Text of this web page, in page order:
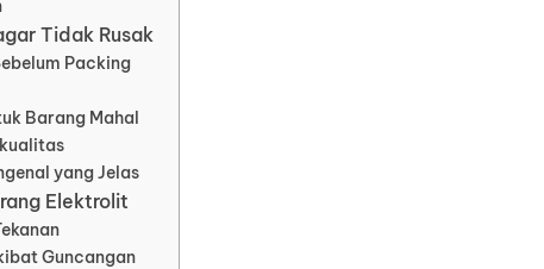
Tidak Rusak
Packing
Barang Mahal
yang Jelas
Elektrolit
Guncangan